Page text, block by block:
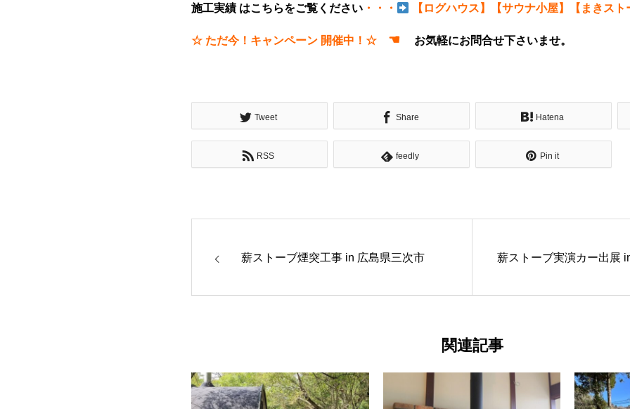
施工実績 はこちらをご覧ください ・・・ 【ログハウス】 【サウナ小屋】 【まきスト
☆ ただ今！キャンペーン 開催中！☆ ☚ お気軽にお問合せ下さいませ。
Tweet Share Hatena
RSS feedly Pin it
薪ストーブ煙突工事 in 広島県三次市 薪ストーブ実演カー出展
関連記事